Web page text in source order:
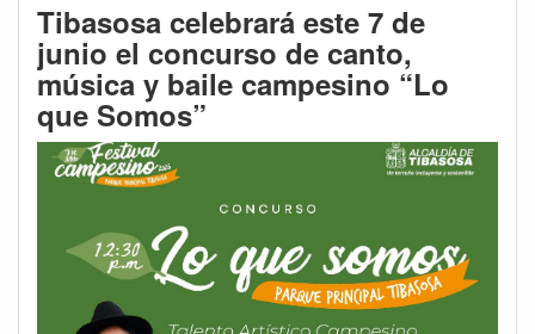
Tibasosa celebrará este 7 de
junio el concurso de canto,
música y baile campesino “Lo
que Somos”